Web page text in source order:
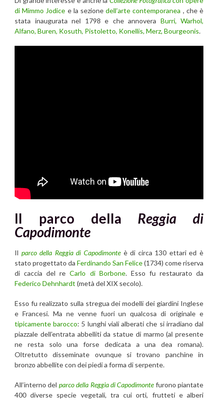
di Mimmo Jodice e la sezionedell’arte contemporanea , che è
stata inaugurata nel 1798 e che annovera Burri, Warhol,
Alfano, Buren, Kosuth, Pistoletto, Konellis, Merz, Bourgeonis.
Il parco della Reggia di
Capodimonte
Il parco della Reggia di Capodimonteè di circa 130 ettari ed è
stato progettato da Ferdinando San Felice(1734) come riserva
di caccia del reCarlo di Borbone. Esso fu restaurato da
Federico Dehnhardt (metà del XIX secolo).
Esso fu realizzato sulla stregua dei modelli dei giardini Inglese
e Francesi. Ma ne venne fuori un qualcosa di originale e
tipicamente barocco: 5 lunghi viali alberati che si irradiano dal
piazzale dell’entrata abbelliti da statue di marmo (al presente
ne resta solo una forse dedicata a una dea romana).
Oltretutto disseminate ovunque si trovano panchine in
bronzo abbellite con dei piedi a forma di serpente.
All’interno del parco della Reggia di Capodimontefurono piantate
400 diverse specie vegetali, tra cui orti, frutteti e alberi